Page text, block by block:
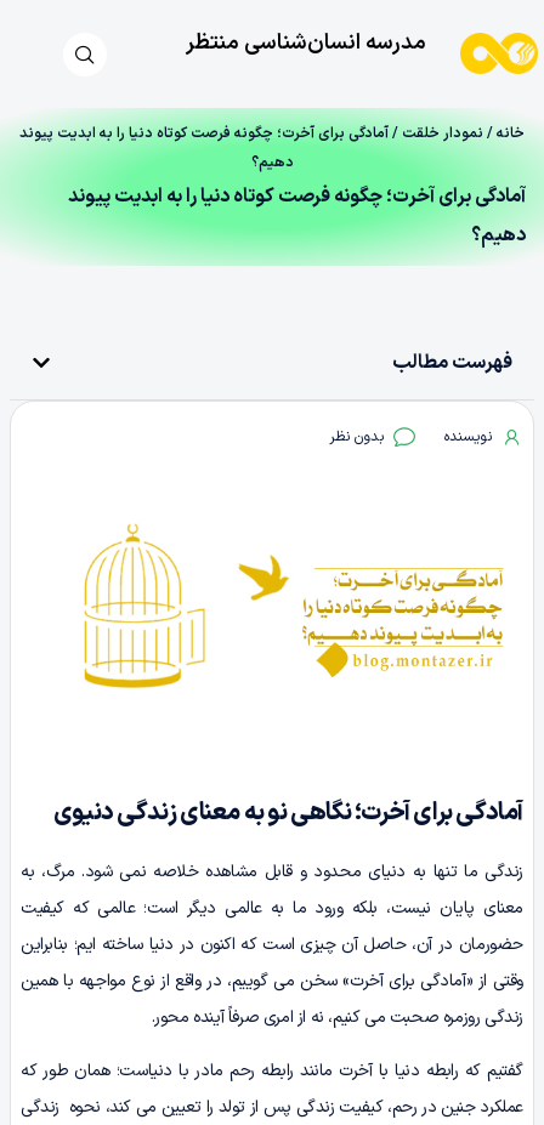
مدرسه انسان‌شناسی منتظر
خانه/ نمودار خلقت/ آمادگی برای آخرت؛ چگونه فرصت کوتاه دنیا را به ابدیت پیوند
دهیم؟
آمادگی برای آخرت؛ چگونه فرصت کوتاه دنیا را به ابدیت پیوند
دهیم؟
فهرست مطالب
نویسنده بدون نظر
آمادگی برای آخرت؛ نگاهی نو به معنای زندگی دنیوی
زندگی ما تنها به دنیای محدود و قابل مشاهده خلاصه نمی شود. مرگ، به
معنای پایان نیست، بلکه ورود ما به عالمی دیگر است؛ عالمی که کیفیت
حضورمان در آن، حاصل آن چیزی است که اکنون در دنیا ساخته ایم؛ بنابراین
وقتی از «آمادگی برای آخرت» سخن می گوییم، در واقع از نوع مواجهه با همین
زندگی روزمره صحبت می کنیم، نه از امری صرفاً آینده محور.
گفتیم که رابطه دنیا با آخرت مانند رابطه رحم مادر با دنیاست؛ همان طور که
عملکرد جنین در رحم، کیفیت زندگی پس از تولد را تعیین می کند، نحوه زندگی